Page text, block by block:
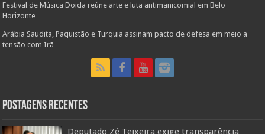
Festival de Música Doida reúne arte e luta antimanicomial em Belo
Horizonte
Arábia Saudita, Paquistão e Turquia assinam pacto de defesa em meio a
tensão com Irã
Postagens Recentes